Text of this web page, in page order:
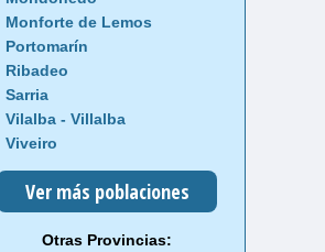
Monforte de Lemos
Portomarín
Ribadeo
Sarria
Vilalba - Villalba
Viveiro
Ver más poblaciones
Otras Provincias: